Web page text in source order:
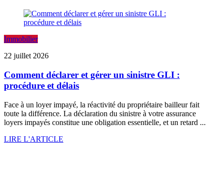
Immobilier
22 juillet 2026
Comment déclarer et gérer un sinistre GLI :
procédure et délais
Face à un loyer impayé, la réactivité du propriétaire bailleur fait
toute la différence. La déclaration du sinistre à votre assurance
loyers impayés constitue une obligation essentielle, et un retard ...
LIRE L'ARTICLE